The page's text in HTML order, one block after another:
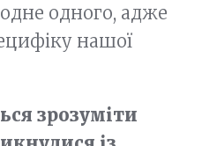
одного, адже
нашої
зрозуміти